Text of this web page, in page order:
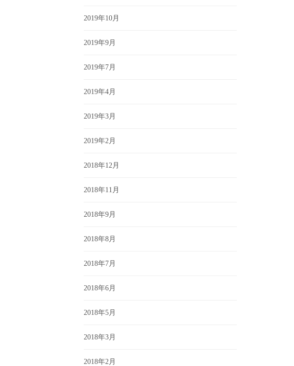
2019年10月
2019年9月
2019年7月
2019年4月
2019年3月
2019年2月
2018年12月
2018年11月
2018年9月
2018年8月
2018年7月
2018年6月
2018年5月
2018年3月
2018年2月